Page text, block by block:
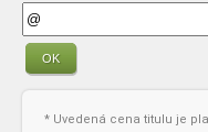
OK
* Uvedená cena titulu je